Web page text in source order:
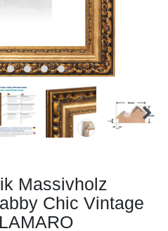
Massivholz
Chic Vintage